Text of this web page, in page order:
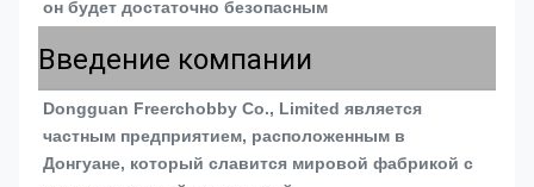
он будет достаточно безопасным
Введение компании
Dongguan Freerchobby Co., Limited является
частным предприятием, расположенным в
Донгуане, который славится мировой фабрикой с